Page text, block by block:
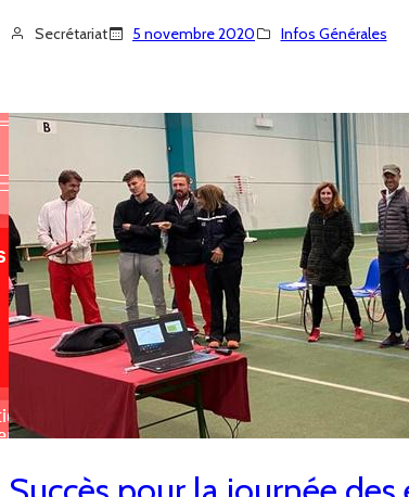
Secrétariat 5 novembre 2020 Infos Générales